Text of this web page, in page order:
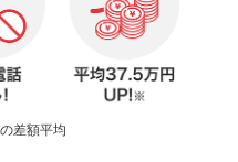
差額平均